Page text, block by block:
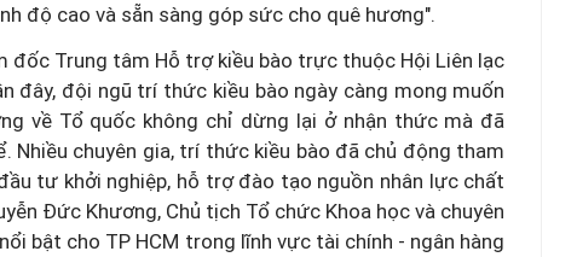
độ cao và sẵn sàng góp sức cho quê hương".
đốc Trung tâm Hỗ trợ kiều bào trực thuộc Hội Liên lạc
đây, đội ngũ trí thức kiều bào ngày càng mong muốn
về Tổ quốc không chỉ dừng lại ở nhận thức mà đã
Nhiều chuyên gia, trí thức kiều bào đã chủ động tham
tư khởi nghiệp, hỗ trợ đào tạo nguồn nhân lực chất
Đức Khương, Chủ tịch Tổ chức Khoa học và chuyên
bật cho TP HCM trong lĩnh vực tài chính - ngân hàng